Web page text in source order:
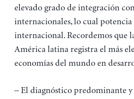
elevado grado de integración
internacionales, lo cual
internacional. Recordemos que
América latina registra el más
economías del mundo en
– El diagnóstico predominante y